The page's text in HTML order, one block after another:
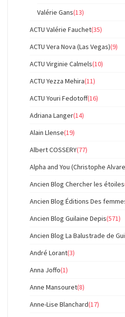
Valérie Gans(13)
ACTU Valérie Fauchet(35)
ACTU Vera Nova (Las Vegas)(9)
ACTU Virginie Calmels(10)
ACTU Yezza Mehira(11)
ACTU Youri Fedotoff(16)
Adriana Langer(14)
Alain Llense(19)
Albert COSSERY(77)
Alpha and You (Christophe
Ancien Blog Chercher les étoiles
Ancien Blog Éditions Des
Ancien Blog Guilaine Depis(571)
Ancien Blog La Balustrade de
André Lorant(3)
Anna Joffo(1)
Anne Mansouret(8)
Anne-Lise Blanchard(17)